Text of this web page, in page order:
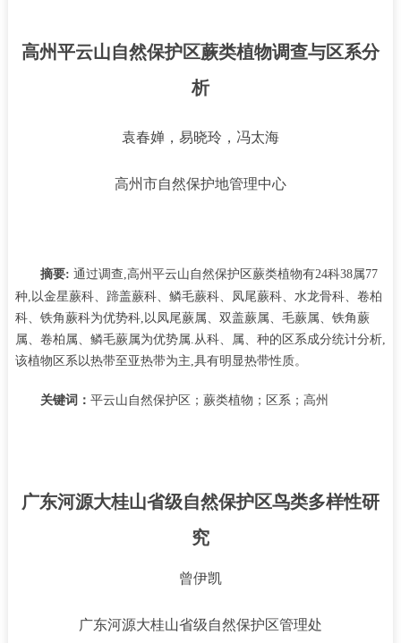
高州平云山自然保护区蕨类植物调查与区系分
析
袁春婵，易晓玲，冯太海
高州市自然保护地管理中心
摘要: 通过调查,高州平云山自然保护区蕨类植物有24科38属77
种,以金星蕨科、蹄盖蕨科、鳞毛蕨科、凤尾蕨科、水龙骨科、卷柏
科、铁角蕨科为优势科,以凤尾蕨属、双盖蕨属、毛蕨属、铁角蕨
属、卷柏属、鳞毛蕨属为优势属.从科、属、种的区系成分统计分析,
该植物区系以热带至亚热带为主,具有明显热带性质。
关键词： 平云山自然保护区；蕨类植物；区系；高州
广东河源大桂山省级自然保护区鸟类多样性研
究
曾伊凯
广东河源大桂山省级自然保护区管理处